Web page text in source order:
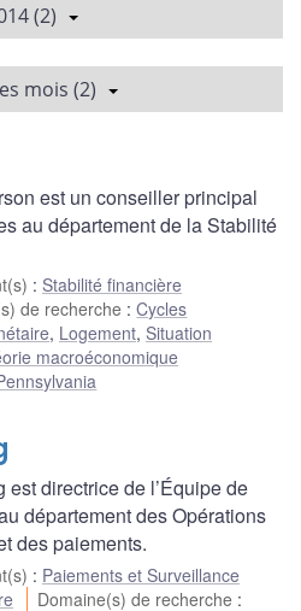
(2)
mois (2)
est un conseiller principal
au département de la Stabilité
: Stabilité financière
de recherche :Cycles
, Logement, Situation
macroéconomique
est directrice de l’Équipe de
département des Opérations
des paiements.
: Paiements et Surveillance
Domaine(s) de recherche :